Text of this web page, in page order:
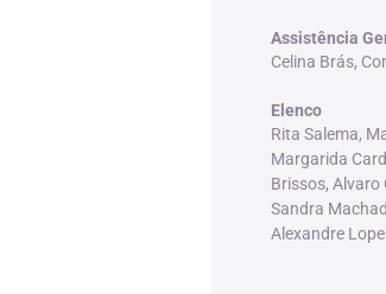
Assistência
Celina Brás,
Elenco
Rita Salema,
Margarida
Brissos, Alvaro
Sandra
Alexandre